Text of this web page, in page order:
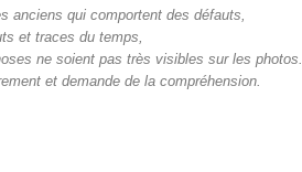
anciens qui comportent des défauts,
et traces du temps,
ne soient pas très visibles sur les photos.
et demande de la compréhension.